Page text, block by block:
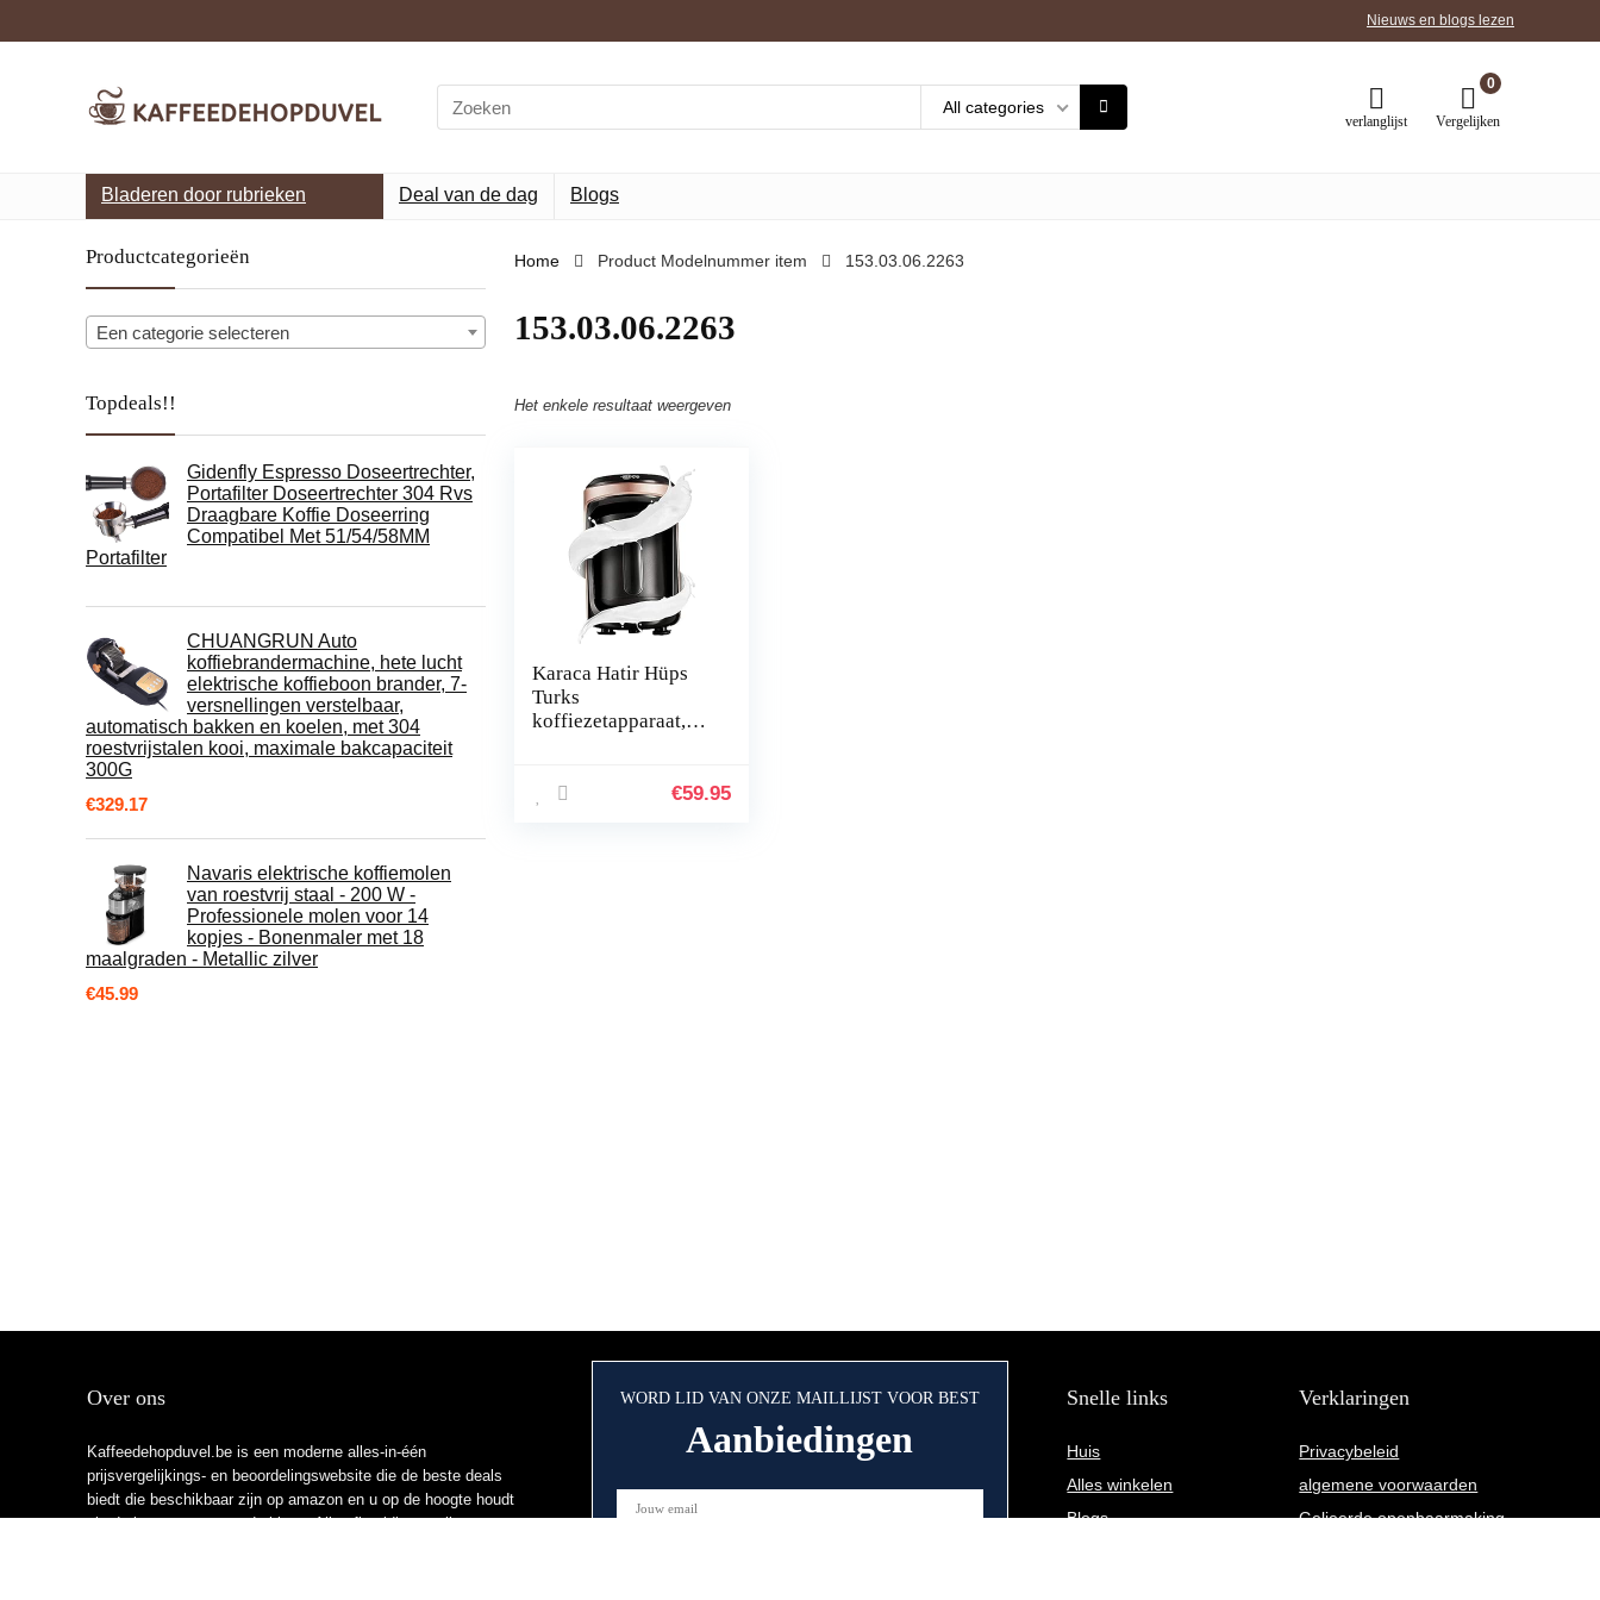
Nieuws en blogs lezen
Search
for:
All categories
verlanglijst
0
Vergelijken
Bladeren door rubrieken Deal van de dag Blogs
Productcategorieën
Een categorie selecteren
Topdeals!!
Gidenfly Espresso Doseertrechter,
Portafilter Doseertrechter 304 Rvs
Draagbare Koffie Doseerring
Compatibel Met 51/54/58MM
Portafilter
CHUANGRUN Auto
koffiebrandermachine, hete lucht
elektrische koffieboon brander, 7-
versnellingen verstelbaar,
automatisch bakken en koelen, met 304
roestvrijstalen kooi, maximale bakcapaciteit
300G
€329.17
Navaris elektrische koffiemolen
van roestvrij staal - 200 W -
Professionele molen voor 14
kopjes - Bonenmaler met 18
maalgraden - Metallic zilver
€45.99
Home Product Modelnummer item ‎153.03.06.2263
‎153.03.06.2263
Het enkele resultaat weergeven
Karaca Hatir Hüps
Turks
koffiezetapparaat,
van Turkse mokka
€59.95
Over ons
Kaffeedehopduvel.be is een moderne alles-in-één
prijsvergelijkings- en beoordelingswebsite die de beste deals
biedt die beschikbaar zijn op amazon en u op de hoogte houdt
via de laatst toegevoegde blogs. Alle afbeeldingen zijn
WORD LID VAN ONZE MAILLIJST VOOR BEST
Aanbiedingen
Snelle links
Huis
Alles winkelen
Blogs
Verklaringen
Privacybeleid
algemene voorwaarden
Gelieerde openbaarmaking